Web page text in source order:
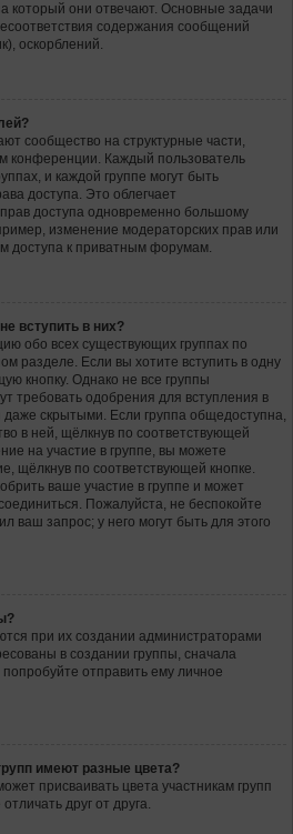
который они отвечают. Основные задачи
содержания сообщений
оскорблений.
сообщество на структурные части,
конференции. Каждый пользователь
и каждой группе могут быть
доступа. Это облегчает
доступа одновременно большому
изменение модераторских прав или
доступа к приватным форумам.
вступить в них?
обо всех существующих группах по
разделе. Если вы хотите вступить в одну
кнопку. Однако не все группы
требовать одобрения для вступления в
скрытыми. Если группа общедоступна,
в ней, щёлкнув по соответствующей
на участие в группе, вы можете
щёлкнув по соответствующей кнопке.
ваше участие в группе и может
Пожалуйста, не беспокойте
ваш запрос; у него могут быть для этого
при их создании администраторами
в создании группы, сначала
отправить ему личное
имеют разные цвета?
присваивать цвета участникам групп
друг от друга.